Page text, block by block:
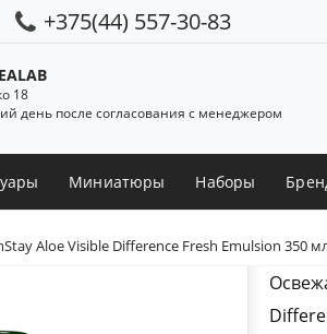
+375(44) 557-30-83
18
день после согласования с менеджером
Миниатюры Наборы
Aloe Visible Difference Fresh Emulsion 350